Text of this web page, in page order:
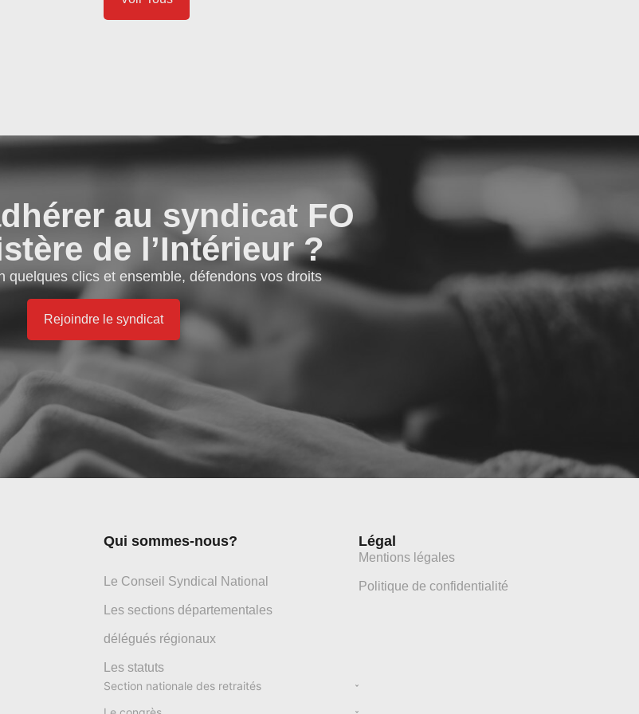
au syndicat FO
de l’Intérieur ?
quelques clics et ensemble, défendons vos droits
Rejoindre le syndicat
Qui sommes-nous?
Le Conseil Syndical National
Les sections départementales
délégués régionaux
Les statuts
Section nationale des retraités
Légal
Mentions légales
Politique de confidentialité